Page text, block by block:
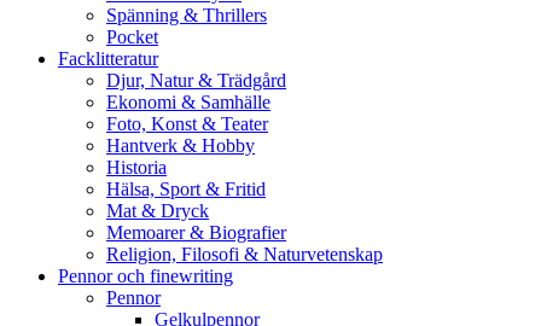
Spänning & Thrillers
Pocket
Facklitteratur
Djur, Natur & Trädgård
Ekonomi & Samhälle
Foto, Konst & Teater
Hantverk & Hobby
Historia
Hälsa, Sport & Fritid
Mat & Dryck
Memoarer & Biografier
Religion, Filosofi & Naturvetenskap
Pennor och finewriting
Pennor
Gelkulpennor